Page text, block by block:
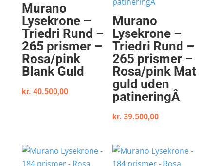
Murano
Lysekrone –
Triedri Rund –
265 prismer –
Rosa/pink
Blank Guld
kr. 40.500,00
Murano
Lysekrone –
Triedri Rund –
265 prismer –
Rosa/pink Mat
guld uden
patineringÂ
kr. 39.500,00